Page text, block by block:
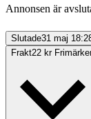
Annonsen är
Slutade31 maj
Frakt22 kr